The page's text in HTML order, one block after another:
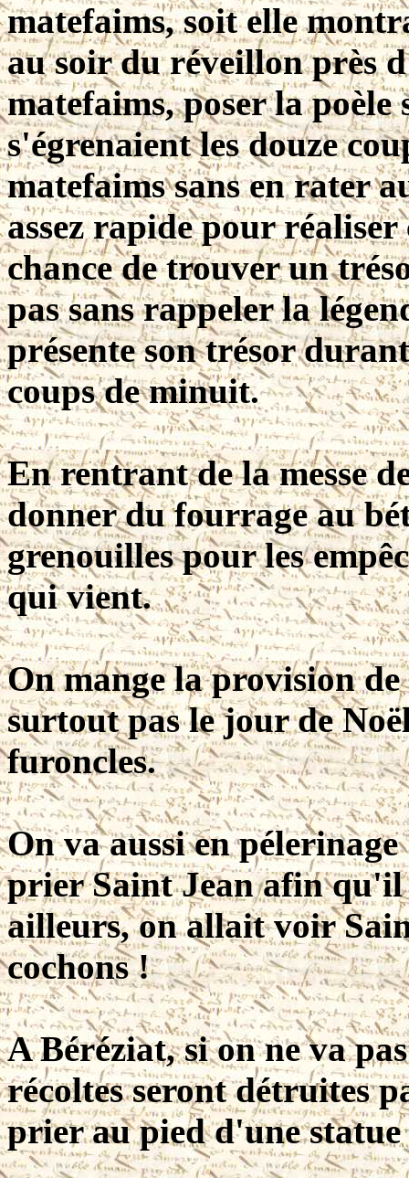
matefaims, soit elle
au soir du réveillon près
matefaims, poser la
s'égrenaient les douze
matefaims sans en rater
assez rapide pour
chance de trouver un
pas sans rappeler la
présente son trésor
coups de minuit.
En rentrant de la messe
donner du fourrage au
grenouilles pour les
qui vient.
On mange la provision
surtout pas le jour de
furoncles.
On va aussi en
prier Saint Jean afin qu'il
ailleurs, on allait voir
cochons !
A Béréziat, si on ne va
récoltes seront détruites
prier au pied d'une